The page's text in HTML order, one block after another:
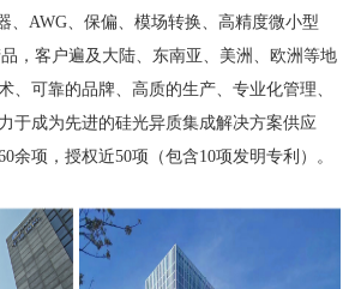
、AWG、保偏、模场转换、高精度微小型
，客户遍及大陆、东南亚、美洲、欧洲等地
、可靠的品牌、高质的生产、专业化管理、
于成为先进的硅光异质集成解决方案供应
余项，授权近50项（包含10项发明专利）。